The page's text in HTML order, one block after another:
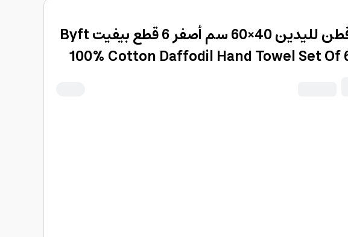
منشفة قطن لليدين 40×60 سم أصفر 6 قطع بيفيت Byft
100% Cotton Daffodil Hand Towel Set Of